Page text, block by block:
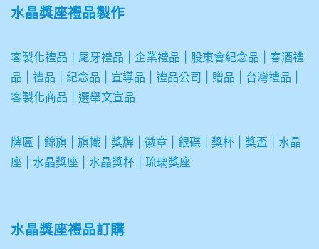
水晶獎座禮品製作
客製化禮品 尾牙禮品 企業禮品 股東會紀念品
春酒禮
品
禮品 紀念品 宣導品 禮品公司 贈品 台灣禮品
客製化商品
選舉文宣品
牌匾 錦旗 旗幟 獎牌 徽章 銀碟 獎杯 獎盃
水晶
座
水晶獎座 水晶獎杯 琉璃獎座
水晶獎座禮品訂購